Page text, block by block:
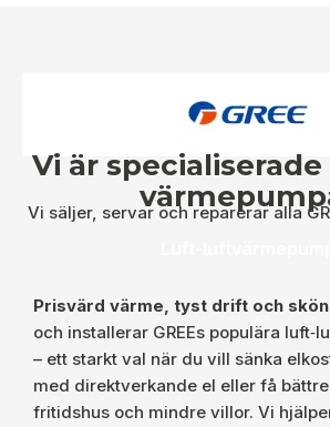
Vi är specialiserade
Vi säljer, servar och reparerar alla
Prisvärd värme, tyst drift och skön
och installerar GREEs populära
– ett starkt val när du vill sänka
med direktverkande el eller få
fritidshus och mindre villor. Vi